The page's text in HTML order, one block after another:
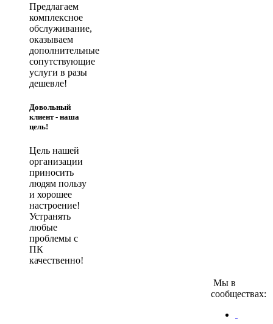
Предлагаем
комплексное
обслуживание,
оказываем
дополнительные
сопутствующие
услуги в разы
дешевле!
Довольный
клиент - наша
цель!
Цель нашей
организации
приносить
людям пользу
и хорошее
настроение!
Устранять
любые
проблемы с
ПК
качественно!
Мы в
сообществах: